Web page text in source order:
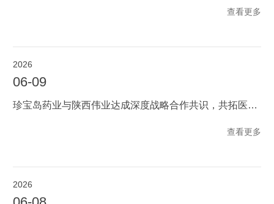
查看更多
2026
06-09
珍宝岛药业与陕西伟业达成深度战略合作共识，共拓医药市场新格局
查看更多
2026